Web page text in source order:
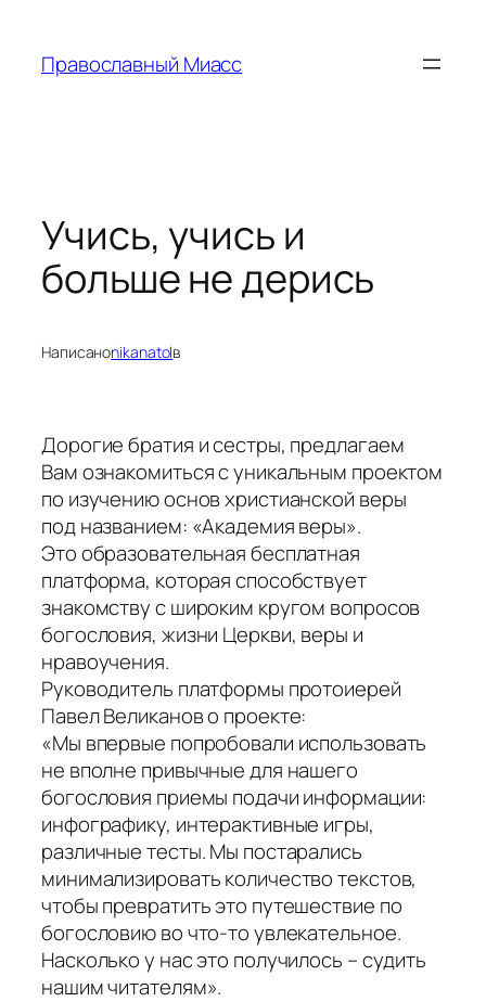
содержимому
Православный Миасс
Учись, учись и
больше не дерись
Написаноnikanatolв
Дорогие братия и сестры, предлагаем
Вам ознакомиться с уникальным проектом
по изучению основ христианской веры
под названием: «Академия веры».
Это образовательная бесплатная
платформа, которая способствует
знакомству с широким кругом вопросов
богословия, жизни Церкви, веры и
нравоучения.
Руководитель платформы протоиерей
Павел Великанов о проекте:
«Мы впервые попробовали использовать
не вполне привычные для нашего
богословия приемы подачи информации:
инфографику, интерактивные игры,
различные тесты. Мы постарались
минимализировать количество текстов,
чтобы превратить это путешествие по
богословию во что-то увлекательное.
Насколько у нас это получилось – судить
нашим читателям».